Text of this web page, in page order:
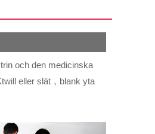
och den medicinska
eller slät，blank yta